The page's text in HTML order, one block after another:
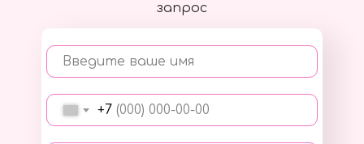
запрос
Введите ваше имя
+7